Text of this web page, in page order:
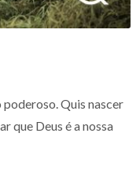
Quis nascer
que Deus é a nossa